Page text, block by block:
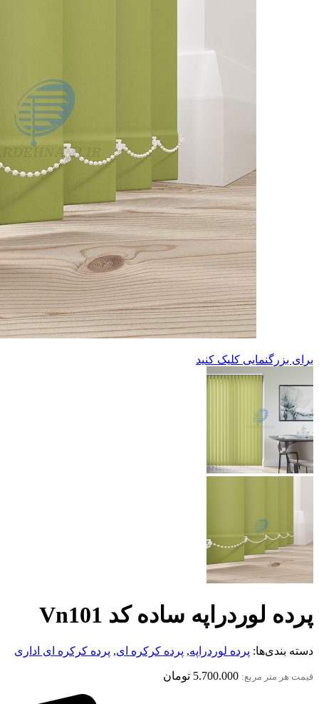
برای بزرگنمایی کلیک کنید
پرده لوردراپه ساده کد Vn101
دسته بندی‌ها: پرده لوردراپه, پرده کرکره ای, پرده کرکره ای اداری
قیمت هر متر مربع: 5.700.000 تومان